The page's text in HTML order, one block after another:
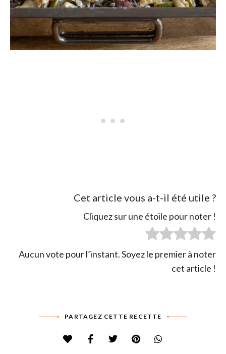
Cet article vous a-t-il été utile ?
Cliquez sur une étoile pour noter !
Aucun vote pour l’instant. Soyez le premier à noter
cet article !
PARTAGEZ CETTE RECETTE